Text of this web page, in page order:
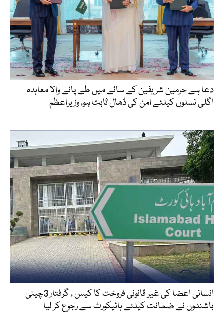
دعا ہے حرمین شریفین کے سائے میں طے پانے والا معاہدہ
اگلی نسلوں کیلئے امن کی ڈھال ثابت ہو، وزیراعظم
انسانی اعضا کی غیر قانونی فروخت کا کیس ، گرفتار 3چینی
باشندوں نے ضمانت کیلئے ہائیکورٹ سے رجوع کر لیا